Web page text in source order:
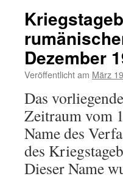
Dezember
Veröffentlicht am März
Das
Zeitraum vom
Name des
des
Dieser Name